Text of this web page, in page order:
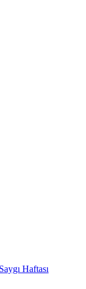
Haftası